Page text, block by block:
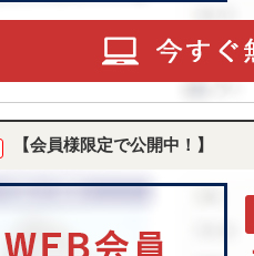
【会員様限定で公開中！】